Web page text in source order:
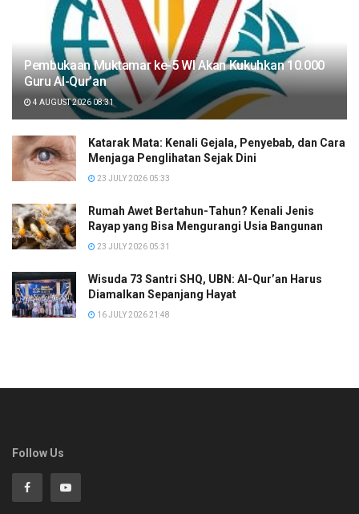
Pembukaan Muktamar ke-5 WI Akan Kukuhkan 10.000
Guru Al-Qur’an
4 AUGUST 2026 08:31
Katarak Mata: Kenali Gejala, Penyebab, dan Cara
Menjaga Penglihatan Sejak Dini
23 JULY 2026 05:33
Rumah Awet Bertahun-Tahun? Kenali Jenis
Rayap yang Bisa Mengurangi Usia Bangunan
23 JULY 2026 05:31
Wisuda 73 Santri SHQ, UBN: Al-Qur’an Harus
Diamalkan Sepanjang Hayat
16 JULY 2026 21:48
Follow Us